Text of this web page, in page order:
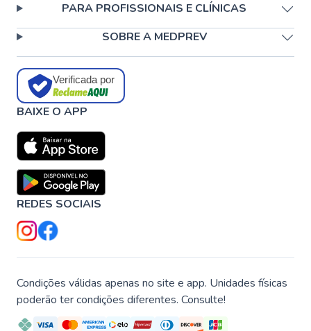
PARA PROFISSIONAIS E CLÍNICAS
SOBRE A MEDPREV
Verificada por
BAIXE O APP
REDES SOCIAIS
Condições válidas apenas no site e app. Unidades físicas
poderão ter condições diferentes. Consulte!